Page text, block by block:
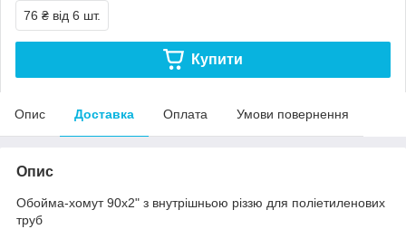
76 ₴ від 6 шт.
Купити
Опис Доставка Оплата Умови повернення
Опис
Обойма-хомут 90х2" з внутрішньою різзю для поліетиленових
труб